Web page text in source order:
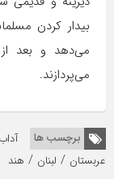
بیدار کردن
می‌دهد و بعد از
می‌پردازند.
برچسب ها
عربستان / لبنان / هند